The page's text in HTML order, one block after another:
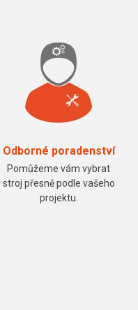
Odborné poradenství
Pomůžeme vám vybrat
stroj přesně podle vašeho
projektu.